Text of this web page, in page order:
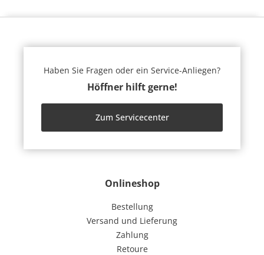
Onlineshop
Bestellung
Versand und Lieferung
Zahlung
Retoure
Haben Sie Fragen oder ein Service-Anliegen?
Höffner hilft gerne!
Zum Servicecenter